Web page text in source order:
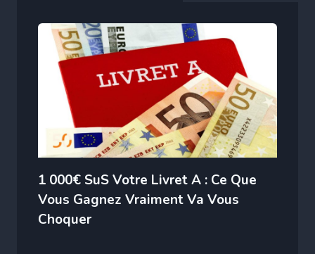
1 000€ SuS Votre Livret A : Ce Que
Vous Gagnez Vraiment Va Vous
Choquer